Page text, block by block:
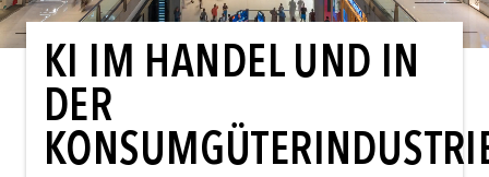
KI IM HANDEL UND IN
DER